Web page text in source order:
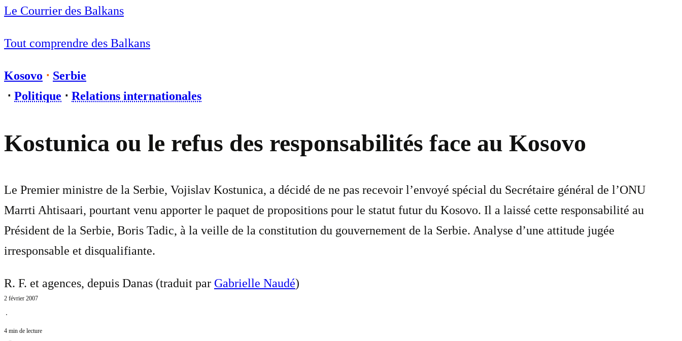
Le Courrier des Balkans
Tout comprendre des Balkans
Kosovo ⋅ Serbie
⋅ Politique ⋅ Relations internationales
Kostunica ou le refus des responsabilités face au Kosovo
Le Premier ministre de la Serbie, Vojislav Kostunica, a décidé de ne pas recevoir l’envoyé spécial du Secrétaire général de l’ONU
Marrti Ahtisaari, pourtant venu apporter le paquet de propositions pour le statut futur du Kosovo. Il a laissé cette responsabilité au
Président de la Serbie, Boris Tadic, à la veille de la constitution du gouvernement de la Serbie. Analyse d’une attitude jugée
irresponsable et disqualifiante.
R. F. et agences, depuis Danas (traduit par Gabrielle Naudé)
2 février 2007
⋅
4 min de lecture